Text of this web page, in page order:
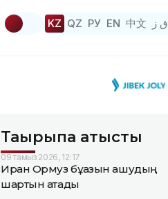
KZ QZ РУ EN 中文 ق ز
Тақырыпқа қатысты
09 тамыз 2026, 12:17
Иран Ормуз бұғазын ашудың
шартын атады